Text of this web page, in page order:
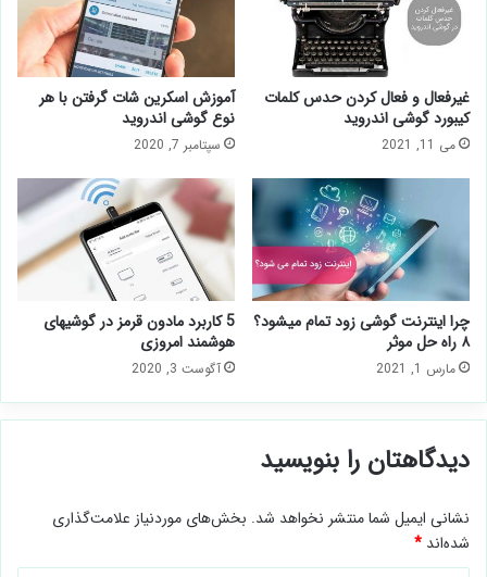
غیرفعال و فعال کردن حدس کلمات
کیبورد گوشی اندروید
می 11, 2021
آموزش اسکرین شات گرفتن با هر
نوع گوشی اندروید
سپتامبر 7, 2020
چرا اینترنت گوشی زود تمام میشود؟
۸ راه حل موثر
مارس 1, 2021
5 کاربرد مادون قرمز در گوشیهای
هوشمند امروزی
آگوست 3, 2020
دیدگاهتان را بنویسید
نشانی ایمیل شما منتشر نخواهد شد. بخش‌های موردنیاز علامت‌گذاری
شده‌اند *